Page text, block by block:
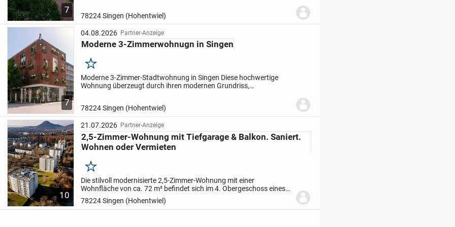
7
78224 Singen (Hohentwiel)
7
04.08.2026 Partner-Anzeige
Moderne 3-Zimmerwohnugn in Singen
Merken
Moderne 3-Zimmer-Stadtwohnung in Singen Diese hochwertige
Wohnung überzeugt durch ihren modernen Grundriss,
78224 Singen (Hohentwiel)
10
21.07.2026 Partner-Anzeige
2,5-Zimmer-Wohnung mit Tiefgarage & Balkon. Saniert.
Wohnen oder Vermieten
Merken
Die stilvoll modernisierte 2,5-Zimmer-Wohnung mit einer
Wohnfläche von ca. 72 m² befindet sich im 4. Obergeschoss eines
gepflegten Mehrfamilienhauses im beliebten Norden von Singen.
Dank des...
78224 Singen (Hohentwiel)